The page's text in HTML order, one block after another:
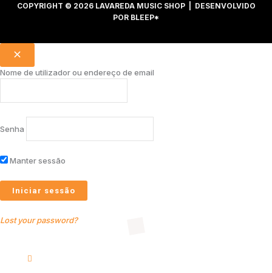
COPYRIGHT © 2026 LAVAREDA MUSIC SHOP | DESENVOLVIDO
POR BLEEP*
Nome de utilizador ou endereço de email
Senha
Manter sessão
Lost your password?